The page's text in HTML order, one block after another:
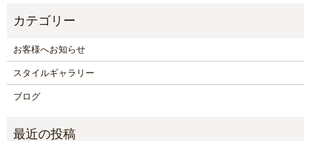
お客様へお知らせ
スタイルギャラリー
ブログ